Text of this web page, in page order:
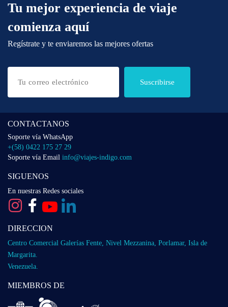
Tu mejor experiencia de viaje
comienza aquí
Regístrate y te enviaremos las mejores ofertas
Suscribirse
CONTACTANOS
Soporte vía WhatsApp
+(58) 0422 175 27 29
Soporte vía Email info@viajes-indigo.com
SIGUENOS
En nuestras Redes sociales
DIRECCION
Centro Comercial Galerías Fente, Nivel Mezzanina, Porlamar, Isla de
Margarita.
Venezuela.
MIEMBROS DE